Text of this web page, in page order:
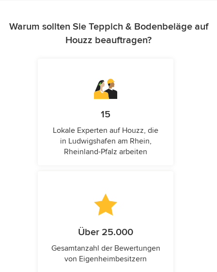
Warum sollten Sie Teppich & Bodenbeläge auf
Houzz beauftragen?
15
Lokale Experten auf Houzz, die
in Ludwigshafen am Rhein,
Rheinland-Pfalz arbeiten
Über 25.000
Gesamtanzahl der Bewertungen
von Eigenheimbesitzern